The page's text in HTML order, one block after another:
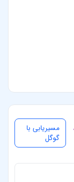
مسیریابی با
گوگل